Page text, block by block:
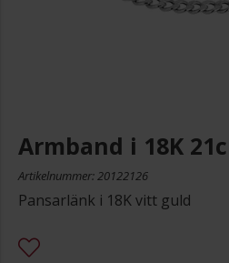
Armband i 18K
Artikelnummer: 20122126
Pansarlänk i 18K vitt guld